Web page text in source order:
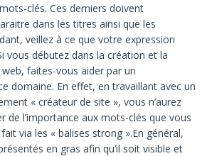
clés. Ces derniers doivent
dans les titres ainsi que les
veillez à ce que votre expression
vous débutez dans la création et la
faites-vous aider par un
domaine. En effet, en travaillant avec un
« créateur de site », vous n’aurez
de l’importance aux mots-clés que vous
via les « balises strong ».En général,
en gras afin qu’il soit visible et